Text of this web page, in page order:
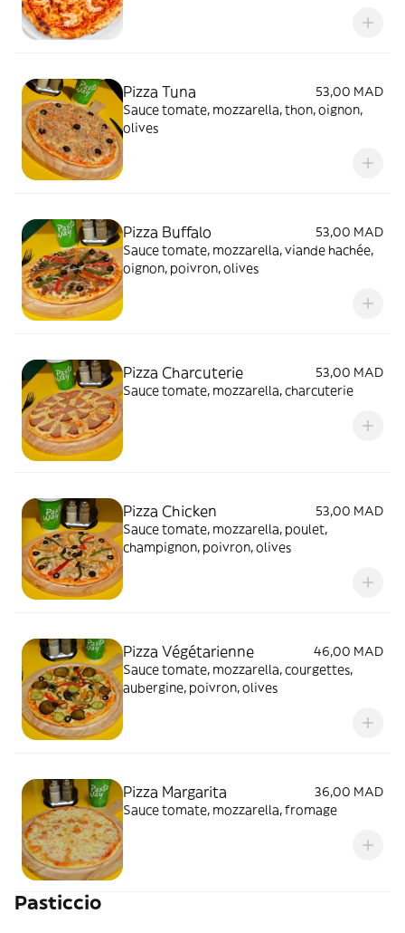
Pizza Tuna
53,00 MAD
Sauce tomate, mozzarella, thon, oignon,
olives
Pizza Buffalo
53,00 MAD
Sauce tomate, mozzarella, viande hachée,
oignon, poivron, olives
Pizza Charcuterie
53,00 MAD
Sauce tomate, mozzarella, charcuterie
Pizza Chicken
53,00 MAD
Sauce tomate, mozzarella, poulet,
champignon, poivron, olives
Pizza Végétarienne
46,00 MAD
Sauce tomate, mozzarella, courgettes,
aubergine, poivron, olives
Pizza Margarita
36,00 MAD
Sauce tomate, mozzarella, fromage
Pasticcio